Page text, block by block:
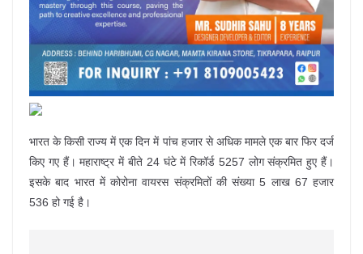
भारत के किसी राज्य में एक दिन में पांच हजार से अधिक मामले एक बार फिर दर्ज
किए गए हैं। महाराष्ट्र में बीते 24 घंटे में रिकॉर्ड 5257 लोग संक्रमित हुए हैं।
इसके बाद भारत में कोरोना वायरस संक्रमितों की संख्या 5 लाख 67 हजार
536 हो गई है।